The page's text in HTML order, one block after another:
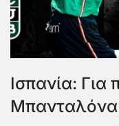
Ισπανία: Για
Μπανταλόνα